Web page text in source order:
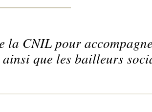
la CNIL pour
que les bailleurs